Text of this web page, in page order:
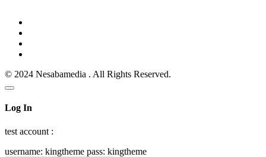
© 2024 Nesabamedia . All Rights Reserved.
Log In
test account :
username: kingtheme pass: kingtheme